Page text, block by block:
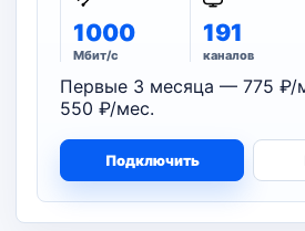
1000
Мбит/с
191
каналов
Первые 3 месяца — 775 ₽/
550 ₽/мес.
Подключить